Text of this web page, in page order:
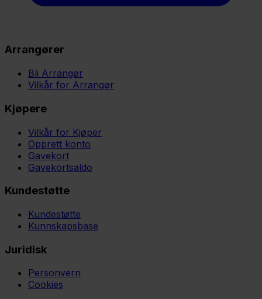
Arrangører
Bli Arrangør
Vilkår for Arrangør
Kjøpere
Vilkår for Kjøper
Opprett konto
Gavekort
Gavekortsaldo
Kundestøtte
Kundestøtte
Kunnskapsbase
Juridisk
Personvern
Cookies